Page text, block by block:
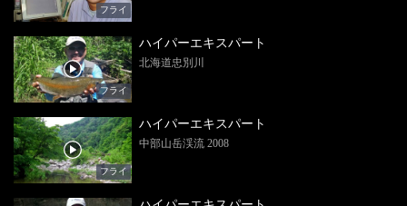
フライ
フライ
ハイパーエキスパート
北海道忠別川
フライ
ハイパーエキスパート
中部山岳渓流 2008